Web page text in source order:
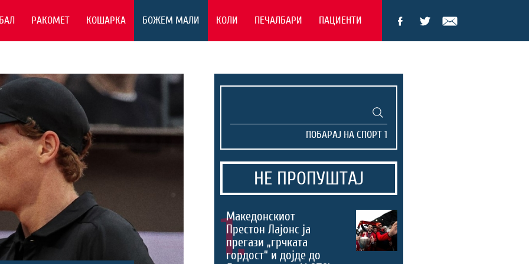
РАКОМЕТ КОШАРКА БОЖЕМ МАЛИ КОЛИ ПЕЧАЛБАРИ ПАЦИЕНТИ
НЕ ПРОПУШТАЈ
1.
Македонскиот
Престон Лајонс ја
прегази „грчката
гордост“ и дојде до